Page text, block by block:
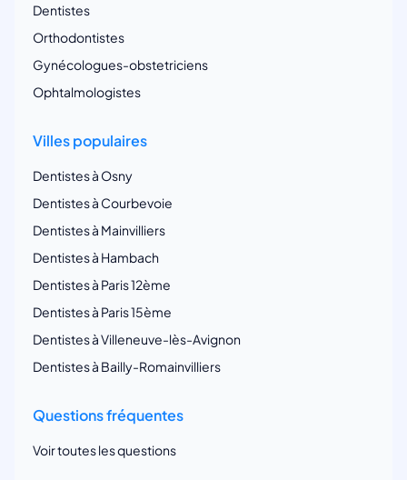
Dentistes
Orthodontistes
Gynécologues-obstetriciens
Ophtalmologistes
Villes populaires
Dentistes à Osny
Dentistes à Courbevoie
Dentistes à Mainvilliers
Dentistes à Hambach
Dentistes à Paris 12ème
Dentistes à Paris 15ème
Dentistes à Villeneuve-lès-Avignon
Dentistes à Bailly-Romainvilliers
Questions fréquentes
Voir toutes les questions